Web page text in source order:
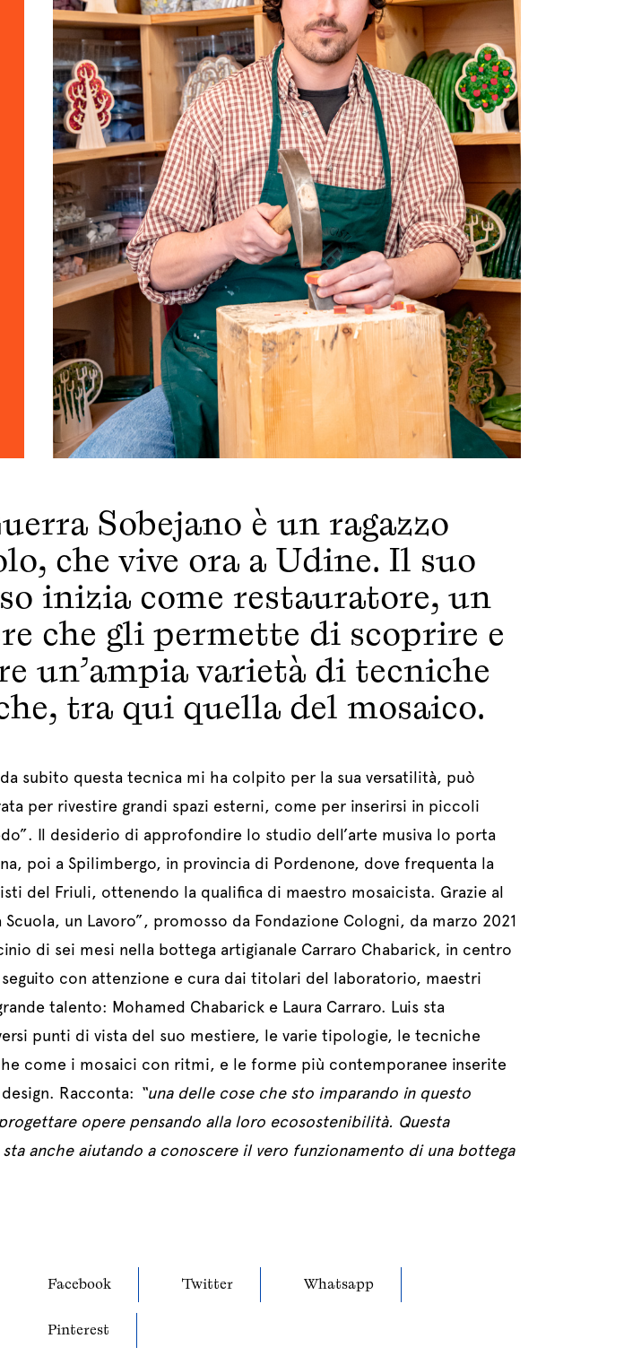
Scuole
raising
Sobejano è un ragazzo
che vive ora a Udine. Il suo
inizia come restauratore, un
che gli permette di scoprire e
un’ampia varietà di tecniche
tra qui quella del mosaico.
subito questa tecnica mi ha colpito per la sua versatilità, può
per rivestire grandi spazi esterni, come per inserirsi in piccoli
Il desiderio di approfondire lo studio dell’arte musiva lo porta
poi a Spilimbergo, in provincia di Pordenone, dove frequenta la
del Friuli, ottenendo la qualifica di maestro mosaicista. Grazie al
un Lavoro”, promosso da Fondazione Cologni, da marzo 2021
di sei mesi nella bottega artigianale Carraro Chabarick, in centro
seguito con attenzione e cura dai titolari del laboratorio, maestri
talento: Mohamed Chabarick e Laura Carraro. Luis sta
punti di vista del suo mestiere, le varie tipologie, le tecniche
come i mosaici con ritmi, e le forme più contemporanee inserite
Racconta: “una delle cose che sto imparando in questo
opere pensando alla loro ecosostenibilità. Questa
sta anche aiutando a conoscere il vero funzionamento di una bottega
Facebook Twitter Whatsapp
Pinterest